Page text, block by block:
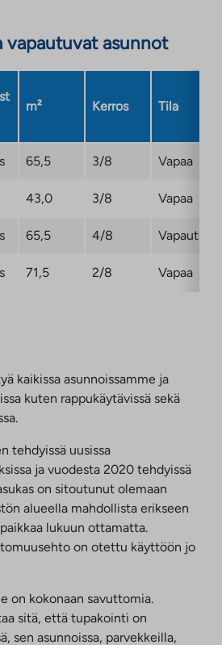
vapautuvat asunnot
m² Kerros Tila
65,5 3/8 Vapaa
43,0 3/8 Vapaa
65,5 4/8
71,5 2/8 Vapaa
kaikissa asunnoissamme ja
kuten rappukäytävissä sekä
tehdyissä uusissa
ja vuodesta 2020 tehdyissä
on sitoutunut olemaan
alueella mahdollista erikseen
lukuun ottamatta.
on otettu käyttöön jo
on kokonaan savuttomia.
sitä, että tupakointi on
sen asunnoissa, parvekkeilla,